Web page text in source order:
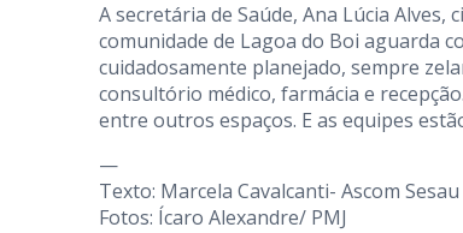
A secretária de Saúde, Ana Lúcia
comunidade de Lagoa do Boi aguarda
cuidadosamente planejado, sempre
consultório médico, farmácia e
entre outros espaços. E as equipes
—
Texto: Marcela Cavalcanti- Ascom Sesau
Fotos: Ícaro Alexandre/ PMJ